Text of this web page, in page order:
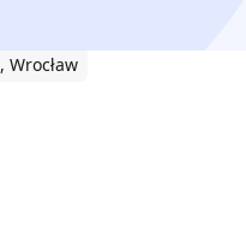
Wrocław